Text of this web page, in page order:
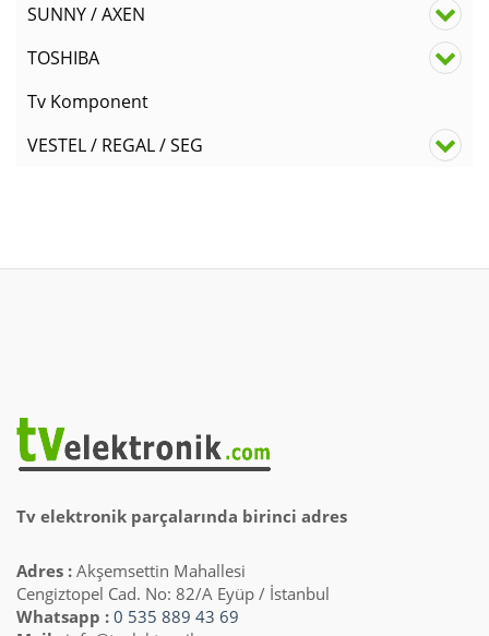
SUNNY / AXEN
TOSHIBA
Tv Komponent
VESTEL / REGAL / SEG
Tv elektronik parçalarında birinci adres
Adres : Akşemsettin Mahallesi
Cengiztopel Cad. No: 82/A Eyüp / İstanbul
Whatsapp : 0 535 889 43 69